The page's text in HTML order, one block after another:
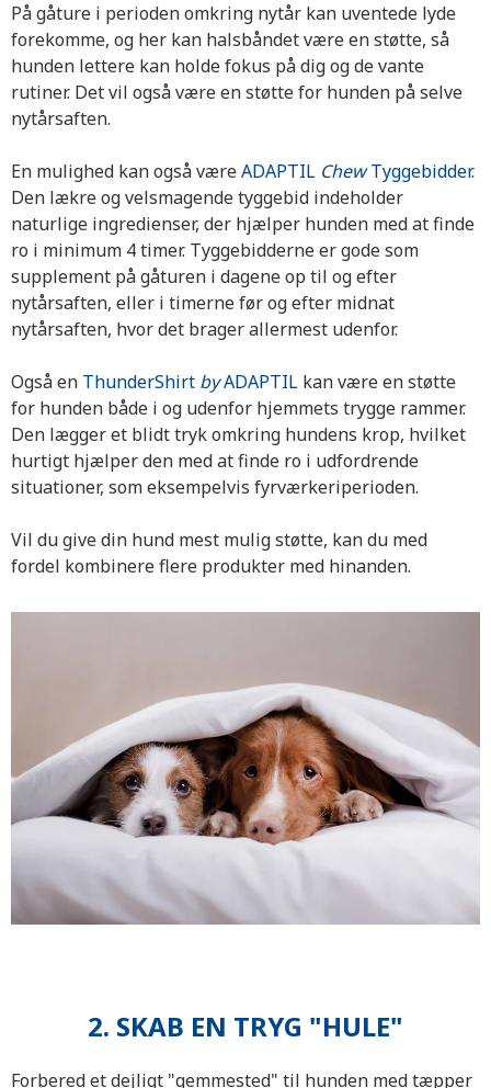
På gåture i perioden omkring nytår kan uventede lyde
forekomme, og her kan halsbåndet være en støtte, så
hunden lettere kan holde fokus på dig og de vante
rutiner. Det vil også være en støtte for hunden på selve
nytårsaften.
En mulighed kan også væreADAPTIL ChewTyggebidder.
Den lækre og velsmagende tyggebid indeholder
naturlige ingredienser, der hjælper hunden med at finde
ro i minimum 4 timer. Tyggebidderne er gode som
supplement på gåturen i dagene op til og efter
nytårsaften, eller i timerne før og efter midnat
nytårsaften, hvor det brager allermest udenfor.
Også en ThunderShirt byADAPTIL kan være en støtte
for hunden både i og udenfor hjemmets trygge rammer.
Den lægger et blidt tryk omkring hundens krop, hvilket
hurtigt hjælper den med at finde ro i udfordrende
situationer, som eksempelvis fyrværkeriperioden.
Vil du give din hund mest mulig støtte, kan du med
fordel kombinere flere produkter med hinanden.
2. SKAB EN TRYG "HULE"
Forbered et dejligt "gemmested" til hunden med tæpper